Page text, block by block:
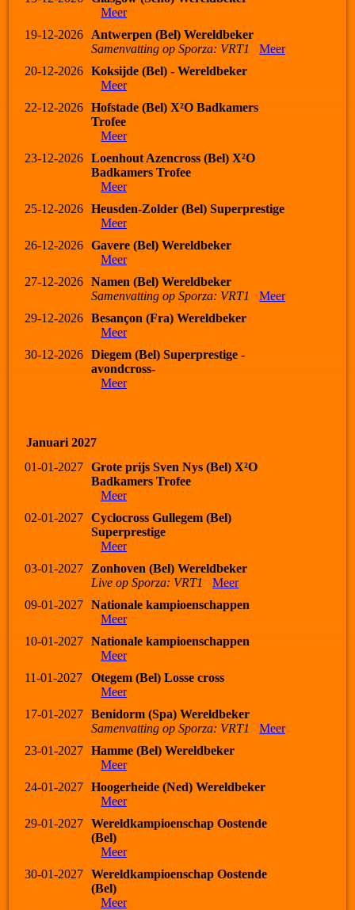
Meer
19-12-2026
Antwerpen (Bel) Wereldbeker
Samenvatting op Sporza: VRT1
Meer
20-12-2026
Koksijde (Bel) - Wereldbeker
Meer
22-12-2026
Hofstade (Bel) X²O Badkamers
Trofee
Meer
23-12-2026
Loenhout Azencross (Bel) X²O
Badkamers Trofee
Meer
25-12-2026
Heusden-Zolder (Bel) Superprestige
Meer
26-12-2026
Gavere (Bel) Wereldbeker
Meer
27-12-2026
Namen (Bel) Wereldbeker
Samenvatting op Sporza: VRT1
Meer
29-12-2026
Besançon (Fra) Wereldbeker
Meer
30-12-2026
Diegem (Bel) Superprestige -
avondcross-
Meer
Januari 2027
01-01-2027
Grote prijs Sven Nys (Bel) X²O
Badkamers Trofee
Meer
02-01-2027
Cyclocross Gullegem (Bel)
Superprestige
Meer
03-01-2027
Zonhoven (Bel) Wereldbeker
Live op Sporza: VRT1
Meer
09-01-2027
Nationale kampioenschappen
Meer
10-01-2027
Nationale kampioenschappen
Meer
11-01-2027
Otegem (Bel) Losse cross
Meer
17-01-2027
Benidorm (Spa) Wereldbeker
Samenvatting op Sporza: VRT1
Meer
23-01-2027
Hamme (Bel) Wereldbeker
Meer
24-01-2027
Hoogerheide (Ned) Wereldbeker
Meer
29-01-2027
Wereldkampioenschap Oostende
(Bel)
Meer
30-01-2027
Wereldkampioenschap Oostende
(Bel)
Meer